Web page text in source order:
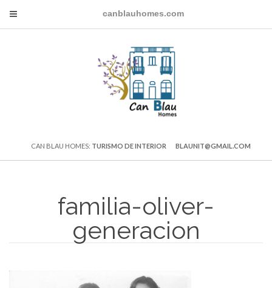
canblauhomes.com
CAN BLAU HOMES: TURISMO DE INTERIOR BLAUNIT@GMAIL.COM
familia-oliver-
generacion